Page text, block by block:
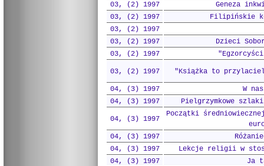
03, (2) 1997
Geneza
03, (2) 1997
Filipińskie
03, (2) 1997
03, (2) 1997
Dzieci
03, (2) 1997
03, (2) 1997 "Książka to
04, (3) 1997
W
04, (3) 1997
Pielgrzymkowe
04, (3) 1997
Początki
04, (3) 1997
04, (3) 1997
Lekcje religii w
04, (3) 1997
Ja